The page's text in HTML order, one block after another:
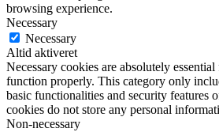
browsing experience.
Necessary
Necessary
Altid aktiveret
Necessary cookies are absolutely
function properly. This category only
basic functionalities and security features
cookies do not store any personal
Non-necessary